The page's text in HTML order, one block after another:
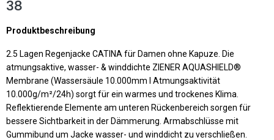
38
Produktbeschreibung
2.5 Lagen Regenjacke CATINA für Damen ohne Kapuze. Die
atmungsaktive, wasser- & winddichte ZIENER AQUASHIELD®
Membrane (Wassersäule 10.000mm I Atmungsaktivität
10.000g/m²/24h) sorgt für ein warmes und trockenes Klima.
Reflektierende Elemente am unteren Rückenbereich sorgen für
bessere Sichtbarkeit in der Dämmerung. Armabschlüsse mit
Gummibund um Jacke wasser- und winddicht zu verschließen.